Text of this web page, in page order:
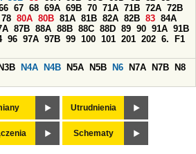
67 68 69A 69B 70 71A 71B 72A 72B
78 80A 80B 81A 81B 82A 82B 83 84A
87B 88A 88B 88C 88D 89 90 91A 91B
96 97A 97B 99 100 101 201 202 6.
F1
N3B N4A N4B N5A N5B N6 N7A N7B
N8
Utrudnienia
Schematy